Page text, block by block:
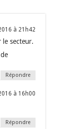
à 21h42
le secteur.
Répondre
à 16h00
Répondre